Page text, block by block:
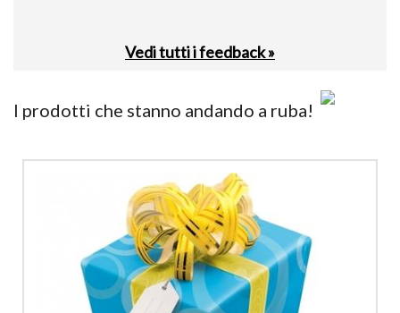
Vedi tutti i feedback »
I prodotti che stanno andando a ruba!